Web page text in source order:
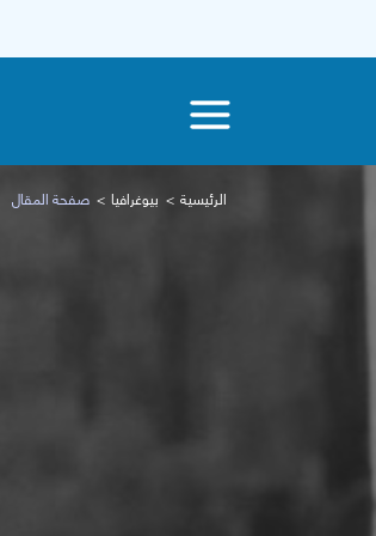
الرئيسية بيوغرافيا صفحة المقال